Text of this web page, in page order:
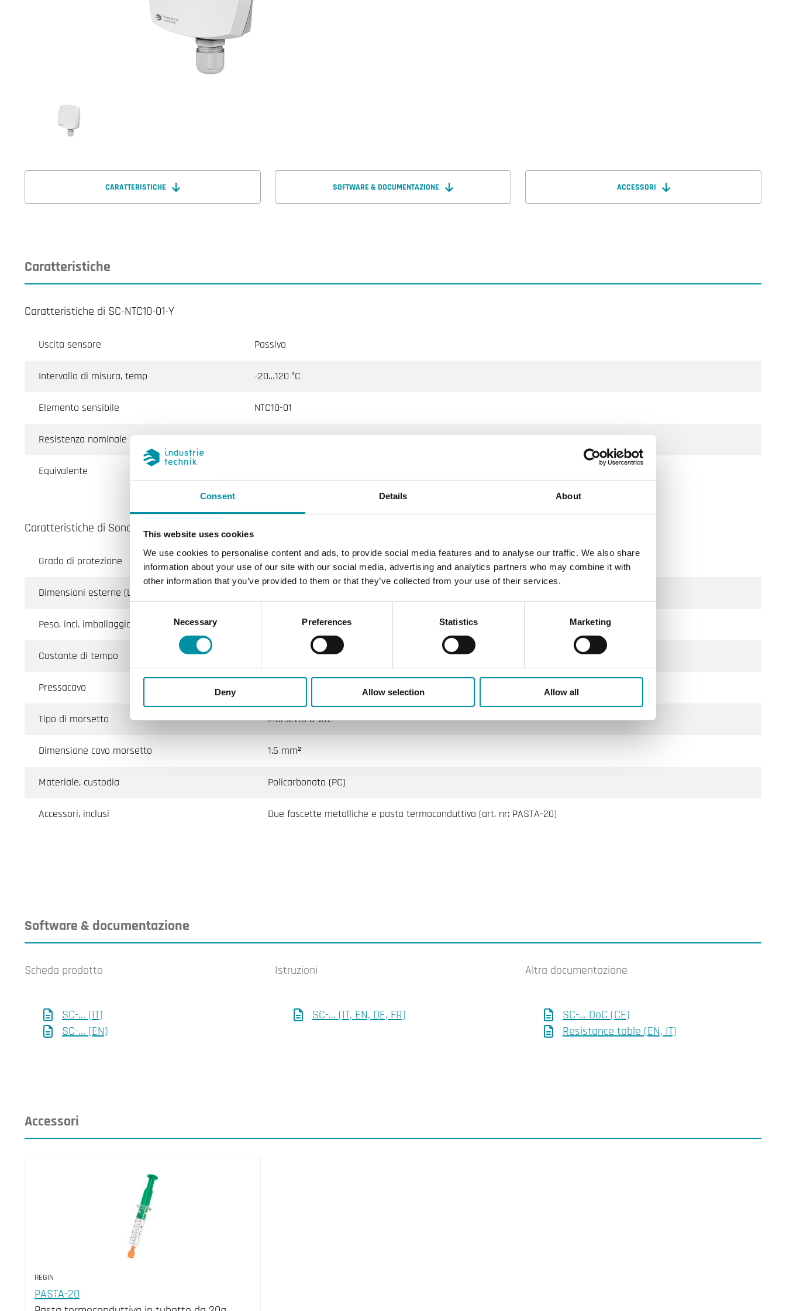
Consent Details About
This website uses cookies
We use cookies to personalise content and ads, to provide social media features and to analyse our traffic. We also share
information about your use of our site with our social media, advertising and analytics partners who may combine it with
other information that you’ve provided to them or that they’ve collected from your use of their services.
Selection
Necessary Preferences Statistics Marketing
Deny Allow selection Allow all
CARATTERISTICHE SOFTWARE & DOCUMENTAZIONE ACCESSORI
Caratteristiche
Caratteristiche di SC-NTC10-01-Y
Uscita sensore Passivo
Intervallo di misura, temp -20…120 °C
Elemento sensibile NTC10-01
Resistenza nominale 10 kΩ @25°C, Beta 3977
Equivalente
Caratteristiche di Sonda a contatto con custodia
Grado di protezione
Dimensioni esterne (LxAxP)
Peso, incl. imballaggio
Costante di tempo
Pressacavo
Tipo di morsetto Morsetto a vite
Dimensione cavo morsetto 1.5 mm²
Materiale, custodia Policarbonato (PC)
Accessori, inclusi Due fascette metalliche e pasta termoconduttiva (art. nr: PASTA-20)
Software & documentazione
Scheda prodotto
SC-... (IT)
SC-... (EN)
Istruzioni
SC-... (IT, EN, DE, FR)
Altra documentazione
SC-... DoC (CE)
Resistance table (EN, IT)
Accessori
REGIN
PASTA-20